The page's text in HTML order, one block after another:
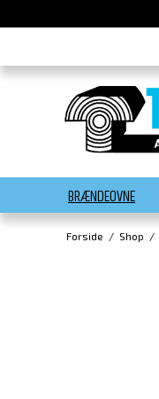
BRÆNDEOVNE
Forside / Shop /